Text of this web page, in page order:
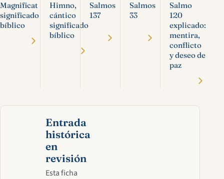
Magnificat
significado
bíblico
Himno,
cántico
significado
bíblico
Salmos
137
Salmos
33
Salmo
120
explicado:
mentira,
conflicto
y deseo de
paz
Entrada
histórica
en
revisión
Esta ficha